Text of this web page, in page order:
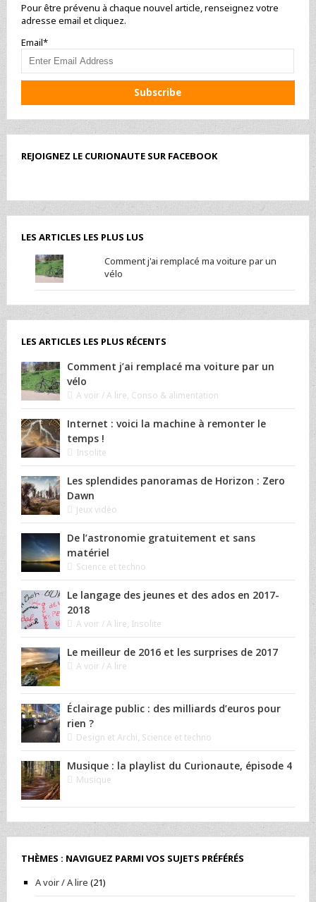
Pour être prévenu à chaque nouvel article, renseignez votre
adresse email et cliquez.
Email*
REJOIGNEZ LE CURIONAUTE SUR FACEBOOK
LES ARTICLES LES PLUS LUS
Comment j'ai remplacé ma voiture par un
vélo
LES ARTICLES LES PLUS RÉCENTS
Comment j’ai remplacé ma voiture par un
vélo
A voir / A lire, Conso & alimentation
Internet : voici la machine à remonter le
temps !
Insolite
Les splendides panoramas de Horizon : Zero
Dawn
Jeux vidéo
De l’astronomie gratuitement et sans
matériel
Science et techno
Le langage des jeunes et des ados en 2017-
2018
A voir / A lire, Insolite
Le meilleur de 2016 et les surprises de 2017
A voir / A lire
Éclairage public : des milliards d’euros pour
rien ?
Design et Archi, Science et techno
Musique : la playlist du Curionaute, épisode 4
Musique
THÈMES : NAVIGUEZ PARMI VOS SUJETS PRÉFÉRÉS
A voir / A lire (21)